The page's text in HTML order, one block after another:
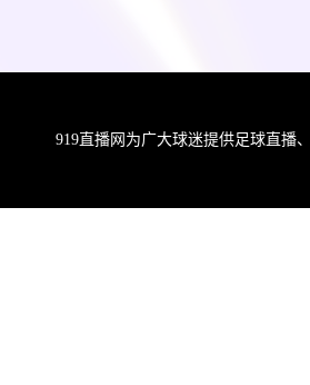
919直播网为广大球迷提供足球直播